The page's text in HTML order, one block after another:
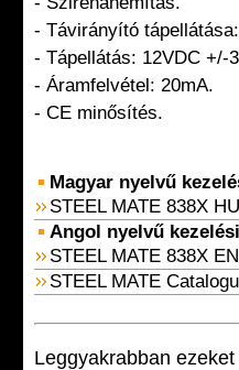
- Távirányító
- Tápellátás: 12VDC +/-
- Áramfelvétel: 20mA.
- CE minősítés.
Magyar nyelvű
STEEL MATE 838X
Angol nyelvű
STEEL MATE 838X
STEEL MATE
Leggyakrabban